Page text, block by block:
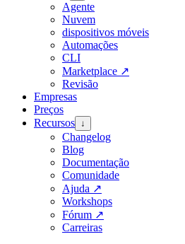
Agente
Nuvem
dispositivos móveis
Automações
CLI
Marketplace ↗
Revisão
Empresas
Preços
Recursos ↓
Changelog
Blog
Documentação
Comunidade
Ajuda ↗
Workshops
Fórum ↗
Carreiras